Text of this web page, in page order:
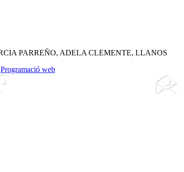
PARREÑO, ADELA CLEMENTE, LLANOS
Programació web